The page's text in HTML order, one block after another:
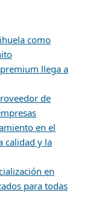
como
llega a
de
en el
calidad y la
en
para todas